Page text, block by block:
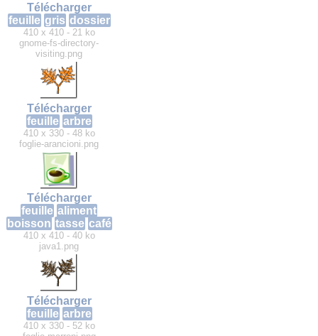
Télécharger
feuille gris dossier
410 x 410 - 21 ko
gnome-fs-directory-
visiting.png
Télécharger
feuille arbre
410 x 330 - 48 ko
foglie-arancioni.png
Télécharger
feuille aliment
boisson tasse café
410 x 410 - 40 ko
java1.png
Télécharger
feuille arbre
410 x 330 - 52 ko